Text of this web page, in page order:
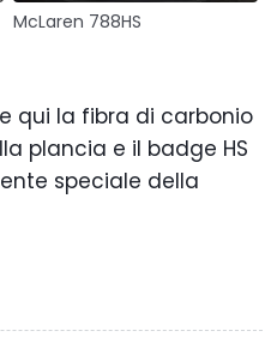
McLaren 788HS
qui la fibra di carbonio
plancia e il badge HS
speciale della